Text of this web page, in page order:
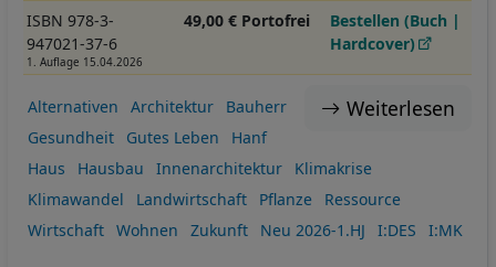
ISBN 978-3-
947021-37-6
1. Auflage 15.04.2026
49,00 € Portofrei
Bestellen (Buch |
Hardcover)
Weiterlesen
Alternativen Architektur
Bauherr
Gesundheit
Gutes Leben
Hanf
Haus
Hausbau Innenarchitektur
Klimakrise
Klimawandel
Landwirtschaft Pflanze
Ressource
Wirtschaft
Wohnen Zukunft Neu 2026-1.HJ I:DES I:MK